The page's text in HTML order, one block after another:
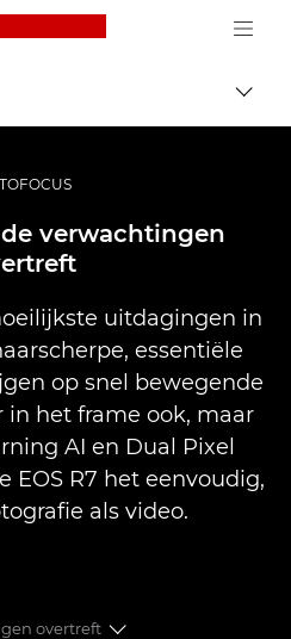
Canon Logo, back
verwachtingen
uitdagingen in
essentiële
op snel bewegende
in het frame ook, maar
AI en Dual Pixel
EOS R7 het eenvoudig,
als video.
overtreft